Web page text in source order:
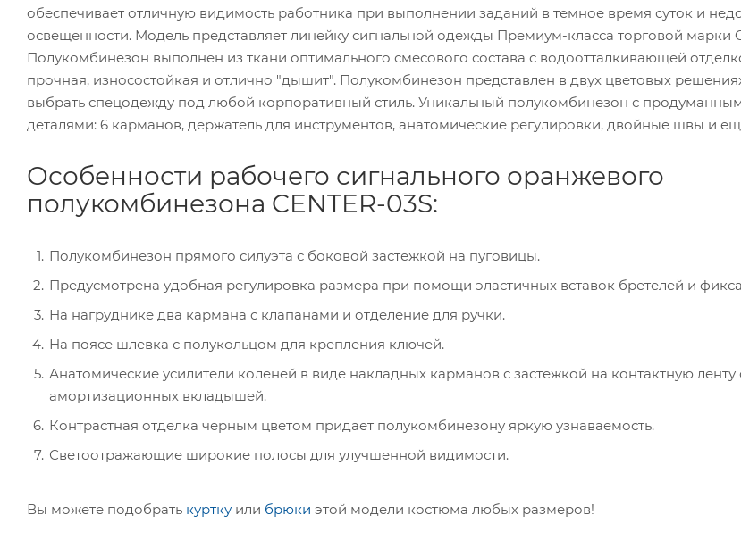
обеспечивает отличную видимость работника при выполнении заданий в темное время суток и
освещенности. Модель представляет линейку сигнальной одежды Премиум-класса торговой марки
Полукомбинезон выполнен из ткани оптимального смесового состава с водоотталкивающей
прочная, износостойкая и отлично "дышит". Полукомбинезон представлен в двух цветовых
выбрать спецодежду под любой корпоративный стиль. Уникальный полукомбинезон с
деталями: 6 карманов, держатель для инструментов, анатомические регулировки, двойные швы и
Особенности рабочего сигнального оранжевого
полукомбинезона CENTER-03S:
Полукомбинезон прямого силуэта с боковой застежкой на пуговицы.
Предусмотрена удобная регулировка размера при помощи эластичных вставок бретелей и
На нагруднике два кармана с клапанами и отделение для ручки.
На поясе шлевка с полукольцом для крепления ключей.
Анатомические усилители коленей в виде накладных карманов с застежкой на контактную ленту
амортизационных вкладышей.
Контрастная отделка черным цветом придает полукомбинезону яркую узнаваемость.
Светоотражающие широкие полосы для улучшенной видимости.
Вы можете подобрать куртку или брюки этой модели костюма любых размеров!